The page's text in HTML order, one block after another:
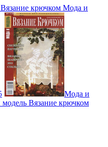
крючком Мода и
Мода и
Вязание крючком